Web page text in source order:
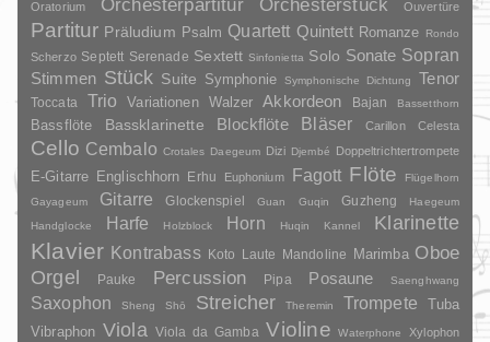
Oratorium Orchesterpartitur Orchesterstück Ouvertüre
Partitur Präludium Psalm Quartett Quintett Romanze Rondo
Scherzo Septett Serenade Sextett Sinfonietta Solo Sonate Sopran
Stimmen Stück Suite Symphonie Symphonische Dichtung Tenor
Toccata Trio Variationen Walzer Akkordeon Bajan Bassetthorn
Bassflöte Bassklarinette Blockflöte Bläser Carillon Celesta
Cello Cembalo Crotales Daegeum Dizi Djembé Doppeltrichtertrompete
E-Gitarre Englischhorn Erhu Euphonium Fagott Flöte
Flügelhorn
Gayageum
Gitarre Glockenspiel Guan Guqin Guzheng
Haegeum
Handglocke
Harfe Holzblock Horn Huqin Kannel Klarinette
Klavier Kontrabass Koto Laute Mandoline Marimba Oboe
Orgel Pauke Percussion Pipa Posaune Saenghwang
Saxophon Sheng Shō Streicher Theremin Trompete
Tuba
Vibraphon Viola Viola da Gamba Violine Waterphone
Xylophon